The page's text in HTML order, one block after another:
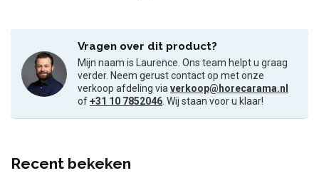
Vragen over dit product?
Mijn naam is Laurence. Ons team helpt u graag
verder. Neem gerust contact op met onze
verkoop afdeling viaverkoop@horecarama.nl
of+31 10 7852046. Wij staan voor u klaar!
Recent bekeken